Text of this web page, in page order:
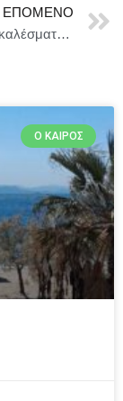
ΕΠΌΜΕΝΟ
Τελικό υλικό καλέσματος από Θωμά Κινδύνη & Μορφές Έκφρασης
Ο ΚΑΙΡΌΣ